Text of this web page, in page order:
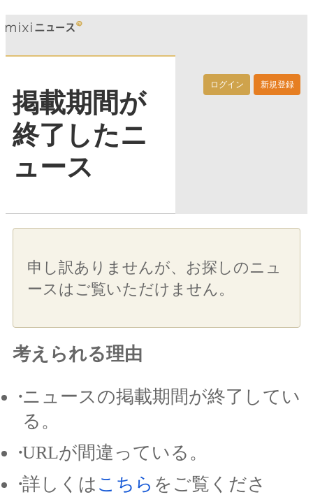
ログイン 新規登録
掲載期間が
終了したニ
ュース
申し訳ありませんが、お探しのニュ
ースはご覧いただけません。
考えられる理由
ニュースの掲載期間が終了してい
る。
URLが間違っている。
詳しくは こちら をご覧くださ